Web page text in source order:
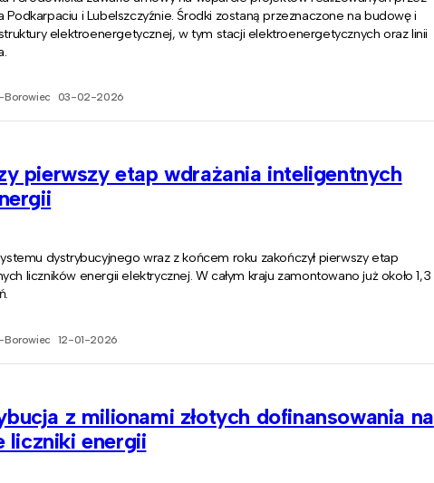
Podkarpaciu i Lubelszczyźnie. Środki zostaną przeznaczone na budowę i
elektroenergetycznej, w tym stacji elektroenergetycznych oraz linii
Borowiec 03-02-2026
pierwszy etap wdrażania inteligentnych
dystrybucyjnego wraz z końcem roku zakończył pierwszy etap
liczników energii elektrycznej. W całym kraju zamontowano już około 1,3
Borowiec 12-01-2026
z milionami złotych dofinansowania na
liczniki energii